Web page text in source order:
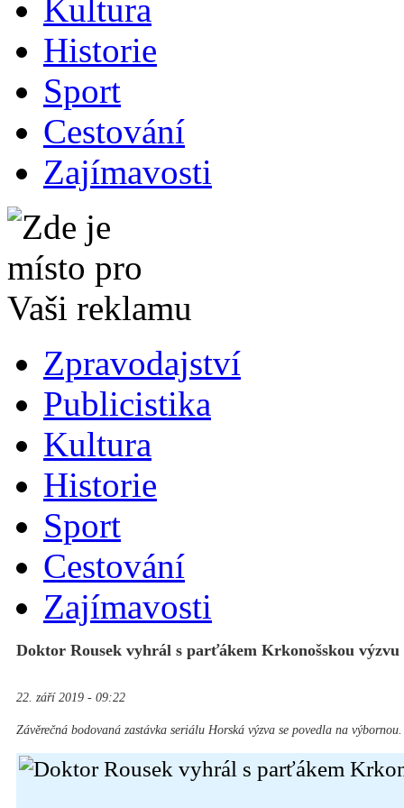
Kultura
Historie
Sport
Cestování
Zajímavosti
Zpravodajství
Publicistika
Kultura
Historie
Sport
Cestování
Zajímavosti
Doktor Rousek vyhrál s parťákem Krkonošskou výzvu
22. září 2019 - 09:22
Závěrečná bodovaná zastávka seriálu Horská výzva se povedla na výbornou.